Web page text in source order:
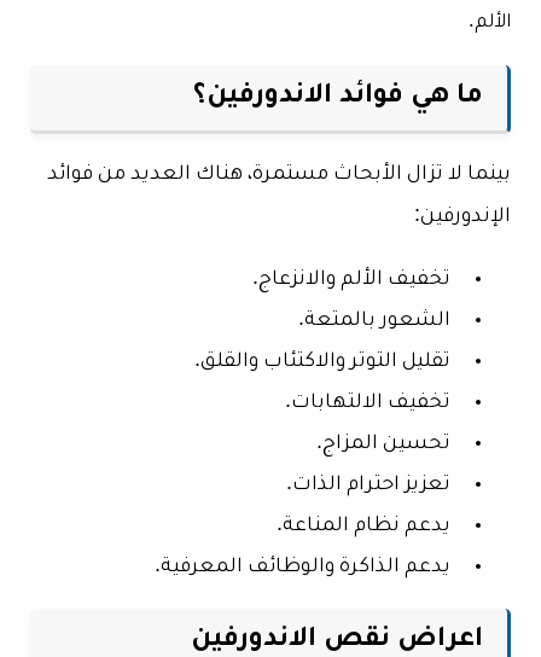
الألم.
ما هي فوائد الاندورفين؟
بينما لا تزال الأبحاث مستمرة، هناك العديد من فوائد
الإندورفين:
تخفيف الألم والانزعاج.
الشعور بالمتعة.
تقليل التوتر والاكتئاب والقلق.
تخفيف الالتهابات.
تحسين المزاج.
تعزيز احترام الذات.
يدعم نظام المناعة.
يدعم الذاكرة والوظائف المعرفية.
اعراض نقص الاندورفين